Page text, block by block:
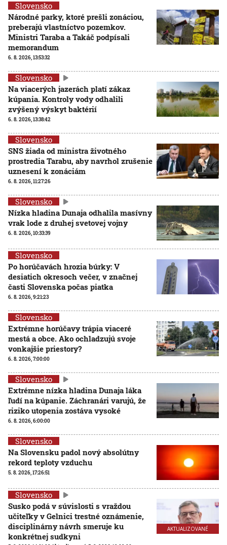
Slovensko
Národné parky, ktoré prešli zonáciou,
preberajú vlastníctvo pozemkov.
Ministri Taraba a Takáč podpísali
memorandum
6. 8. 2026, 13:53:32
Slovensko
Na viacerých jazerách platí zákaz
kúpania. Kontroly vody odhalili
zvýšený výskyt baktérií
6. 8. 2026, 13:38:42
Slovensko
SNS žiada od ministra životného
prostredia Tarabu, aby navrhol zrušenie
uznesení k zonáciám
6. 8. 2026, 11:27:26
Slovensko
Nízka hladina Dunaja odhalila masívny
vrak lode z druhej svetovej vojny
6. 8. 2026, 10:33:39
Slovensko
Po horúčavách hrozia búrky: V
desiatich okresoch večer, v značnej
časti Slovenska počas piatka
6. 8. 2026, 9:21:23
Slovensko
Extrémne horúčavy trápia viaceré
mestá a obce. Ako ochladzujú svoje
vonkajšie priestory?
6. 8. 2026, 7:00:00
Slovensko
Extrémne nízka hladina Dunaja láka
ľudí na kúpanie. Záchranári varujú, že
riziko utopenia zostáva vysoké
6. 8. 2026, 6:00:00
Slovensko
Na Slovensku padol nový absolútny
rekord teploty vzduchu
5. 8. 2026, 17:26:51
AKTUALIZOVANÉ
Slovensko
Susko podá v súvislosti s vraždou
učiteľky v Gelnici trestné oznámenie,
disciplinárny návrh smeruje ku
konkrétnej sudkyni